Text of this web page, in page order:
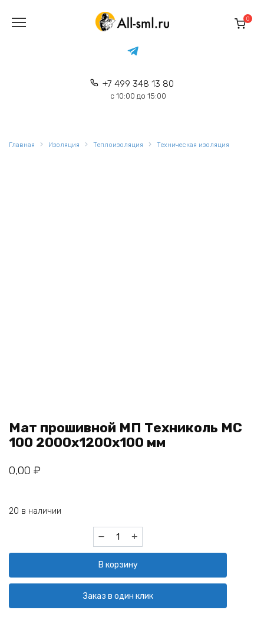
содержанию
+7 499 348 13 80
с 10:00 до 15:00
0
Главная Изоляция Теплоизоляция Техническая изоляция
Мат прошивной МП Техниколь МС
100 2000х1200х100 мм
0,00 ₽
20 в наличии
Количество
товара
прошивной
МП
Техниколь
МС
В корзину
Заказ в один клик